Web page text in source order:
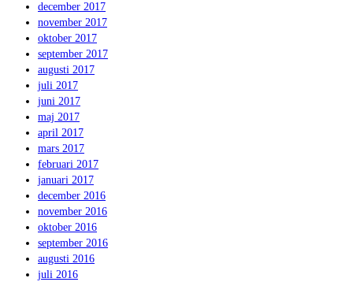
december 2017
november 2017
oktober 2017
september 2017
augusti 2017
juli 2017
juni 2017
maj 2017
april 2017
mars 2017
februari 2017
januari 2017
december 2016
november 2016
oktober 2016
september 2016
augusti 2016
juli 2016